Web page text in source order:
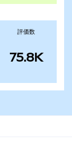
評価数
75.8K